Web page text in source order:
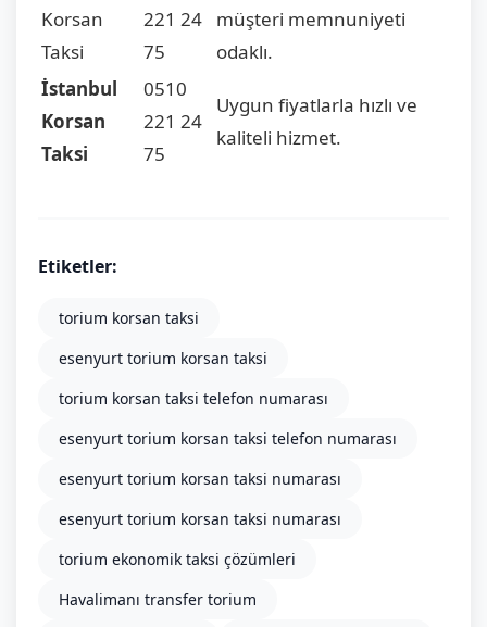
Korsan
Taksi
221 24
75
müşteri memnuniyeti
odaklı.
İstanbul
Korsan
Taksi
0510
221 24
75
Uygun fiyatlarla hızlı ve
kaliteli hizmet.
Etiketler:
torium korsan taksi
esenyurt torium korsan taksi
torium korsan taksi telefon numarası
esenyurt torium korsan taksi telefon numarası
esenyurt torium korsan taksi numarası
esenyurt torium korsan taksi numarası
torium ekonomik taksi çözümleri
Havalimanı transfer torium